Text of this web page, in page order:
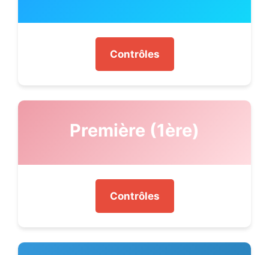
Contrôles
Première (1ère)
Contrôles